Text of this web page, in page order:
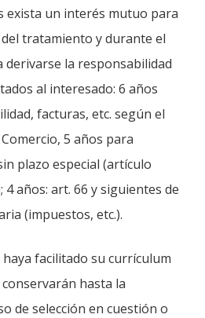
exista un interés mutuo para
tratamiento y durante el
derivarse la responsabilidad
al interesado: 6 años
facturas, etc. según el
5 años para
plazo especial (artículo
4 años: art. 66 y siguientes de
(impuestos, etc.).
haya facilitado su currículum
hasta la
de selección en cuestión o